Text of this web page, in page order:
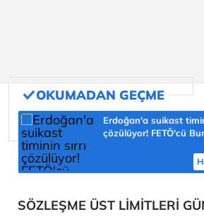
Erdoğan'a suikast
çözülüyor! FETÖ'cü
SÖZLEŞME ÜST LİMİTLERİ